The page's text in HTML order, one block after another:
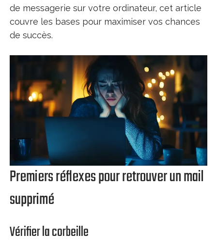
de messagerie sur votre ordinateur, cet article
couvre les bases pour maximiser vos chances
de succès.
Premiers réflexes pour retrouver un mail
supprimé
Vérifier la corbeille